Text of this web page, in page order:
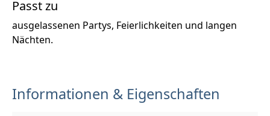
Passt zu
ausgelassenen Partys, Feierlichkeiten und langen
Nächten.
Informationen & Eigenschaften